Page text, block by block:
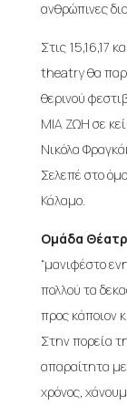
ανθρώπινες
Στις 15,16,17
theatry θα
θερινού
ΜΙΑ ΖΩΗ σε
Νικόλα
Σελεπέ στο
Κάλαμο.
Ομάδα
“μανιφέστο
πολλού τα
προς κάποιον
Στην πορεία
απαραίτητα
χρόνος,